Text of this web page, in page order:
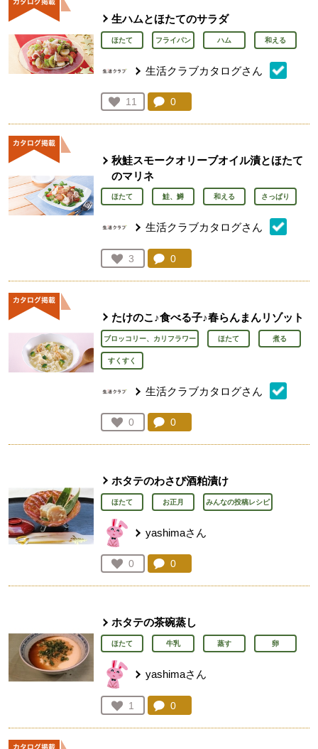
生ハムとほたてのサラダ
ほたて フライパン ハム 和える
生活クラブカタログさん
お気に入り登録：
11
人が登録
コメント：
0
秋鮭スモークオリーブオイル漬とほたて
のマリネ
ほたて 鮭、鱒 和える さっぱり
生活クラブカタログさん
お気に入り登録：
3
人が登録
コメント：
0
たけのこ♪食べる子♪春らんまんリゾット
ブロッコリー、カリフラワー ほたて 煮る
すくすく
生活クラブカタログさん
お気に入り登録：
0
人が登録
コメント：
0
ホタテのわさび酒粕漬け
ほたて お正月 みんなの投稿レシピ
yashimaさん
お気に入り登録：
0
人が登録
コメント：
0
ホタテの茶碗蒸し
ほたて 牛乳 蒸す 卵
yashimaさん
お気に入り登録：
1
人が登録
コメント：
0